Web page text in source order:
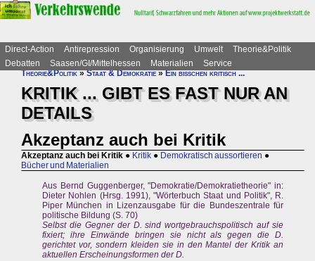
Direct-Action Antirepression Organisierung Umwelt
Theorie&Politik
Debatten
Saasen/GI/Mittelhessen Materialien
Service
Theorie&Politik»Staat & Demokratie»Ein bisschen kritisch ...
KRITIK ... GIBT ES FAST NUR AN
DETAILS
Akzeptanz auch bei Kritik
Akzeptanz auch bei Kritik ● Kritik ● Demokratisch aussortieren ●
Bücher und Materialien
Aus Bernd Guggenberger, "Demokratie/Demokratietheorie" in:
Dieter Nohlen (Hrsg. 1991), "Wörterbuch Staat und Politik", R.
Piper München in Lizenzausgabe für die Bundeszentrale für
politische Bildung (S. 70)
Selbst die Gegner der D. sind wortgebrauchspolitisch auf sie
fixiert; ihre Einwände bringen sie nicht als gegen die D.
gerichtet vor, sondern kleiden sie in den Mantel der Kritik an
aktuellen Erscheinungsformen der D.